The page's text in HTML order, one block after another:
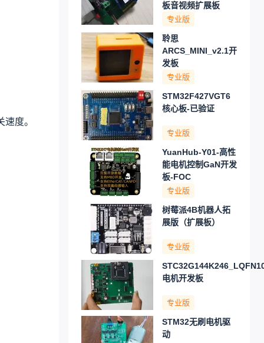
度。
板音视频扩展板
专业版
聆思
ARCS_MINI_v2.1开
发板
专业版
STM32F427VGT6
核心板-已验证
专业版
YuanHub-Y01-高性
能电机控制GaN开发
板-FOC
专业版
树莓派4B机器人拓
展版（扩展板）
专业版
电机开发板
专业版
STM32无刷电机驱
动